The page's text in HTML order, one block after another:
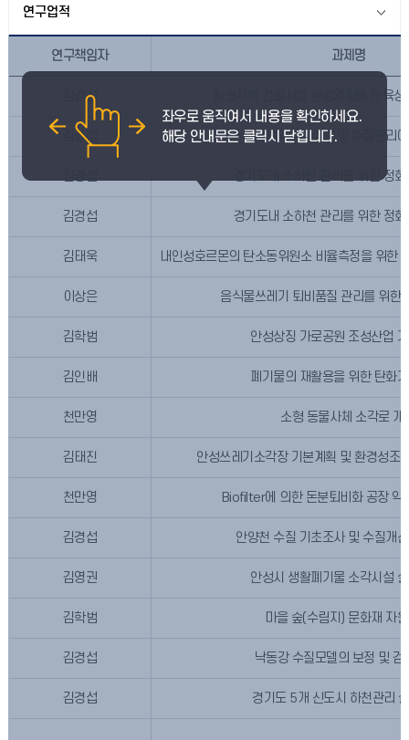
연구업적
연구책임자 과제명
김경섭 청송지역 건설사업 환경영향평가 육
김경섭 낙동강 유역의 수량 및 수질관리
경기도내 소하천 관리를 위한 정
김경섭 경기도내 소하천 관리를 위한 정
김태욱 내인성호르몬의 탄소동위원소 비율측정을 위한
이상은 음식물쓰레기 퇴비품질 관리를 위한
김학범 안성상징 가로공원 조성산업
김인배 폐기물의 재활용을 위한 탄화
천만영 소형 동물사체 소각로 개
김태진 안성쓰레기소각장 기본계획 및 환경성조
천만영 Biofilter에 의한 돈분퇴비화 공장 악
김경섭 안양천 수질 기초조사 및 수질개
김영권 안성시 생활폐기물 소각시설
김학범 마을 숲(수림지) 문화재 자
김경섭 낙동강 수질모델의 보정 및 검
김경섭 경기도 5개 신도시 하천관리